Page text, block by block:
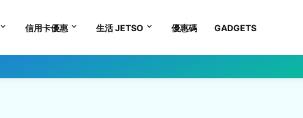
信用卡優惠 生活 JETSO 優惠碼 GADGETS